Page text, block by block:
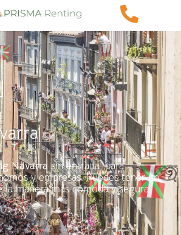
Navarrasin entrada, para
y empresas. Puedes tener un
manera más cómoda y segura.